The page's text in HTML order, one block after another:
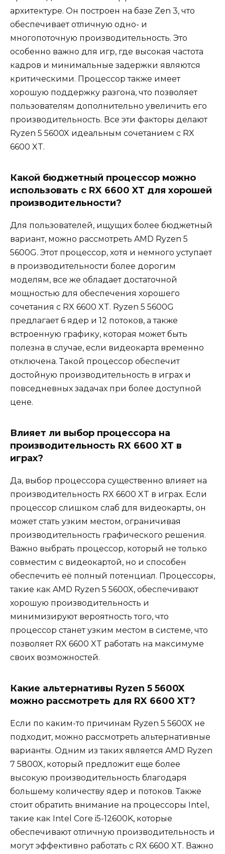
архитектуре. Он построен на базе Zen 3, что
обеспечивает отличную одно- и
многопоточную производительность. Это
особенно важно для игр, где высокая частота
кадров и минимальные задержки являются
критическими. Процессор также имеет
хорошую поддержку разгона, что позволяет
пользователям дополнительно увеличить его
производительность. Все эти факторы делают
Ryzen 5 5600X идеальным сочетанием с RX
6600 XT.
Какой бюджетный процессор можно
использовать с RX 6600 XT для хорошей
производительности?
Для пользователей, ищущих более бюджетный
вариант, можно рассмотреть AMD Ryzen 5
5600G. Этот процессор, хотя и немного уступает
в производительности более дорогим
моделям, все же обладает достаточной
мощностью для обеспечения хорошего
сочетания с RX 6600 XT. Ryzen 5 5600G
предлагает 6 ядер и 12 потоков, а также
встроенную графику, которая может быть
полезна в случае, если видеокарта временно
отключена. Такой процессор обеспечит
достойную производительность в играх и
повседневных задачах при более доступной
цене.
Влияет ли выбор процессора на
производительность RX 6600 XT в
играх?
Да, выбор процессора существенно влияет на
производительность RX 6600 XT в играх. Если
процессор слишком слаб для видеокарты, он
может стать узким местом, ограничивая
производительность графического решения.
Важно выбрать процессор, который не только
совместим с видеокартой, но и способен
обеспечить её полный потенциал. Процессоры,
такие как AMD Ryzen 5 5600X, обеспечивают
хорошую производительность и
минимизируют вероятность того, что
процессор станет узким местом в системе, что
позволяет RX 6600 XT работать на максимуме
своих возможностей.
Какие альтернативы Ryzen 5 5600X
можно рассмотреть для RX 6600 XT?
Если по каким-то причинам Ryzen 5 5600X не
подходит, можно рассмотреть альтернативные
варианты. Одним из таких является AMD Ryzen
7 5800X, который предложит еще более
высокую производительность благодаря
большему количеству ядер и потоков. Также
стоит обратить внимание на процессоры Intel,
такие как Intel Core i5-12600K, которые
обеспечивают отличную производительность и
могут эффективно работать с RX 6600 XT. Важно